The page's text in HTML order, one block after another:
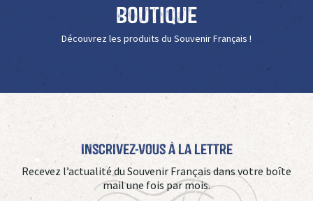
Boutique
Découvrez les produits du Souvenir Français !
Inscrivez-vous à La Lettre
Recevez l’actualité du Souvenir Français dans votre boîte
mail une fois par mois.